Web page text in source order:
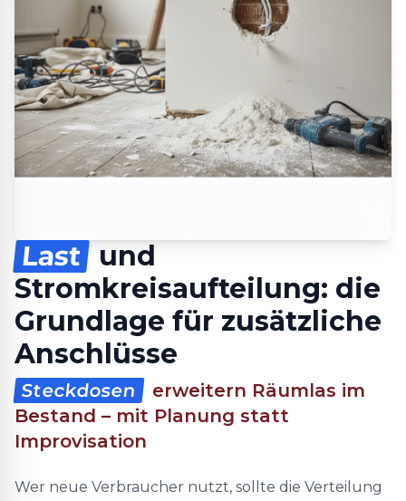
Last
und
Stromkreisaufteilung: die
Grundlage für zusätzliche
Anschlüsse
Steckdosen
erweitern Räumlas im
Bestand – mit Planung statt
Improvisation
Wer neue Verbraucher nutzt, sollte die Verteilung